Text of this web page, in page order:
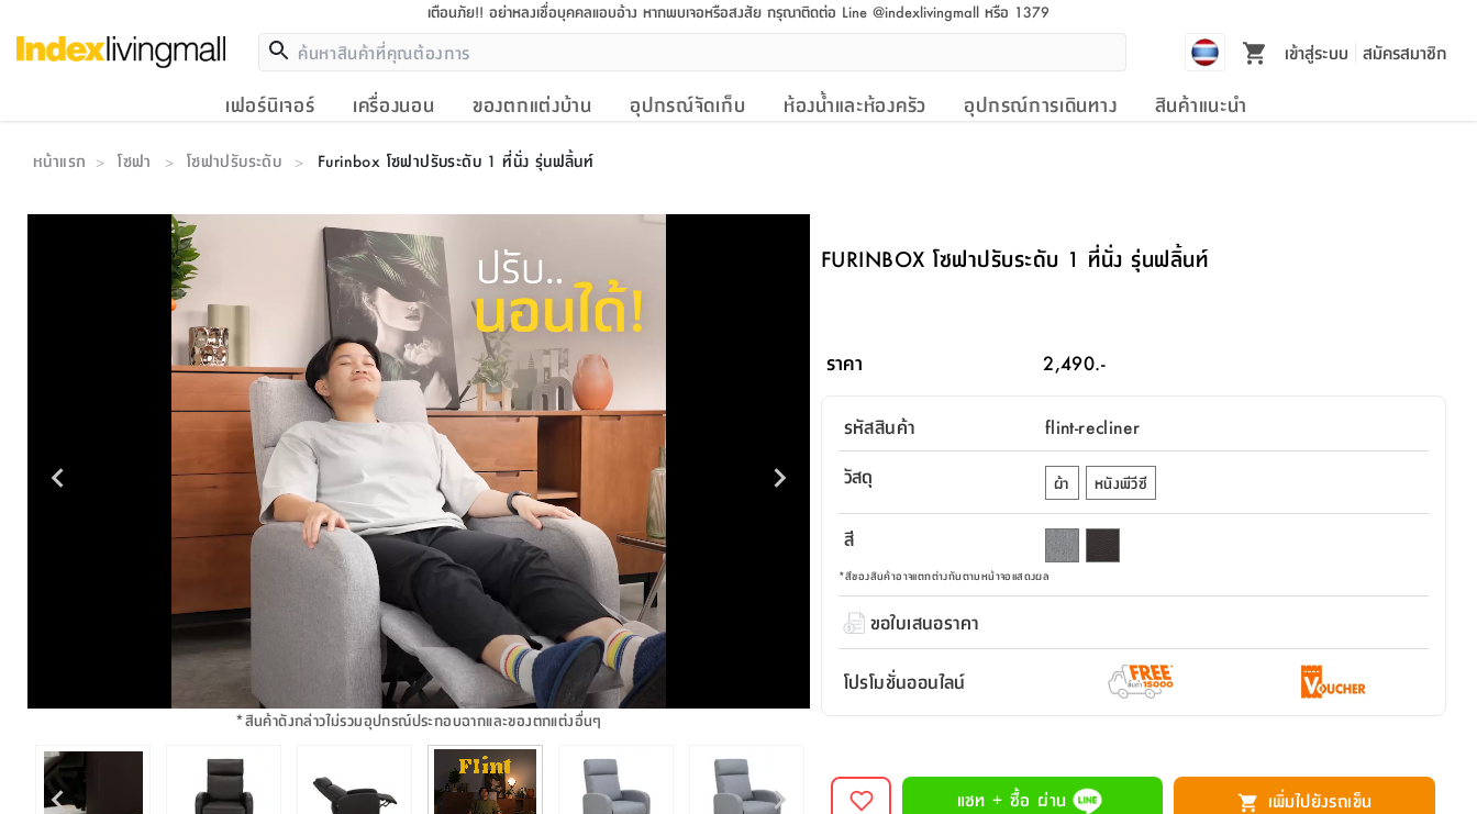
เตือนภัย!! อย่าหลงเชื่อบุคคลแอบอ้าง หากพบเจอหรือสงสัย กรุณาติดต่อ Line @indexlivingmall หรือ 1379
เข้าสู่ระบบ สมัครสมาชิก
เฟอร์นิเจอร์ เครื่องนอน ของตกแต่งบ้าน อุปกรณ์จัดเก็บ ห้องน้ำและห้องครัว อุปกรณ์การเดินทาง สินค้าแนะนำ
หน้าแรก > โซฟา > โซฟาปรับระดับ > Furinbox โซฟาปรับระดับ 1 ที่นั่ง รุ่นฟลิ้นท์
*สินค้าดังกล่าวไม่รวมอุปกรณ์ประกอบฉากและของตกแต่งอื่นๆ
FURINBOX โซฟาปรับระดับ 1 ที่นั่ง รุ่นฟลิ้นท์
ราคา 2,490.-
รหัสสินค้า
flint-recliner
วัสดุ
ผ้า หนังพีวีซี
สี
*สีของสินค้าอาจแตกต่างกันตามหน้าจอแสดงผล
ขอใบเสนอราคา
โปรโมชั่นออนไลน์
แชท + ซื้อ ผ่าน เพิ่มไปยังรถเข็น